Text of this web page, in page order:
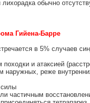
обычно
Гийена-Барре
в 5% случаев
походки и атаксией
наружных, реже
силы
частичным